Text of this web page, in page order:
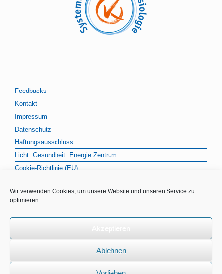
Wir verwenden Cookies, um unsere Website und unseren Service zu
optimieren.
Ablehnen
Feedbacks
Kontakt
Impressum
Datenschutz
Haftungsausschluss
Licht−Gesundheit−Energie Zentrum
Cookie-Richtlinie (EU)
Licht−Gesundheit−Energie Zentrum · Klaus Wienert & Kollegen |